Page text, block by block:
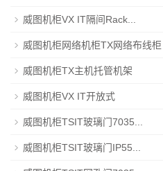
威图机柜VX IT隔间Rack...
威图机柜网络机柜TX网络布线柜
威图机柜TX主机托管机架
威图机柜VX IT开放式
威图机柜TSIT玻璃门7035...
威图机柜TSIT玻璃门IP55...